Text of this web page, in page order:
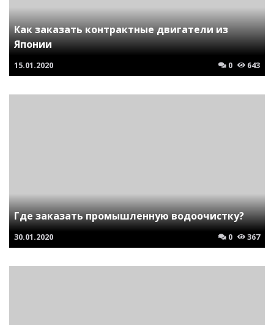
Как заказать контрактные двигатели из
Японии
15.01.2020 0 643
Где заказать промышленную водоочистку?
30.01.2020 0 367